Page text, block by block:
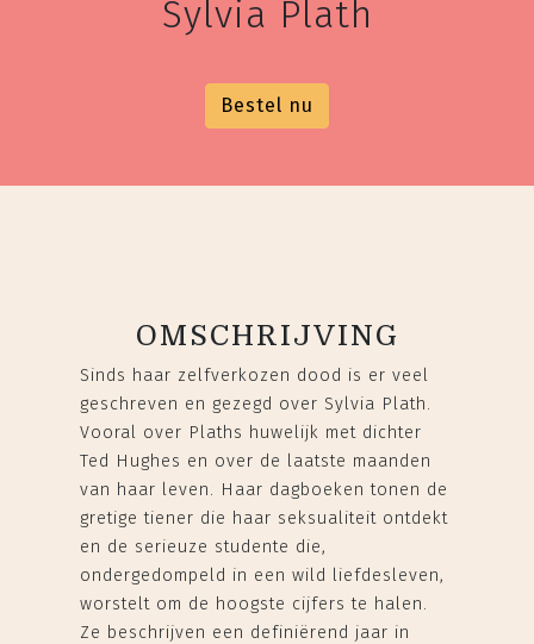
Sylvia Plath
Bestel nu
OMSCHRIJVING
Sinds haar zelfverkozen dood is er veel
geschreven en gezegd over Sylvia Plath.
Vooral over Plaths huwelijk met dichter
Ted Hughes en over de laatste maanden
van haar leven. Haar dagboeken tonen de
gretige tiener die haar seksualiteit ontdekt
en de serieuze studente die,
ondergedompeld in een wild liefdesleven,
worstelt om de hoogste cijfers te halen.
Ze beschrijven een definiërend jaar in